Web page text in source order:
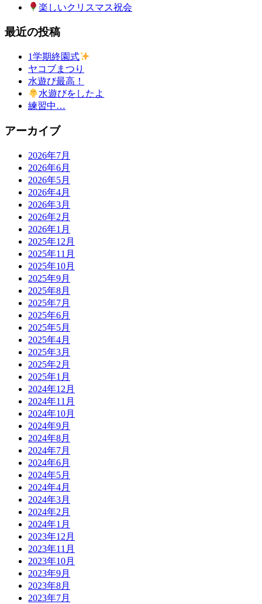
楽しいクリスマス祝会
最近の投稿
1学期終園式
ヤコブまつり
水遊び最高！
水遊びをしたよ
練習中…
アーカイブ
2026年7月
2026年6月
2026年5月
2026年4月
2026年3月
2026年2月
2026年1月
2025年12月
2025年11月
2025年10月
2025年9月
2025年8月
2025年7月
2025年6月
2025年5月
2025年4月
2025年3月
2025年2月
2025年1月
2024年12月
2024年11月
2024年10月
2024年9月
2024年8月
2024年7月
2024年6月
2024年5月
2024年4月
2024年3月
2024年2月
2024年1月
2023年12月
2023年11月
2023年10月
2023年9月
2023年8月
2023年7月